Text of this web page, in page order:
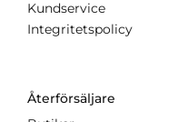
Kundservice
Integritetspolicy
Återförsäljare